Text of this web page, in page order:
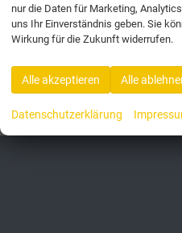
Geparkte
175 Fahrzeuge
nur die Daten für Marketing,
uns Ihr Einverständnis geben. Sie
Wirkung für die Zukunft widerrufen.
Alle akzeptieren Alle
Datenschutzerklärung